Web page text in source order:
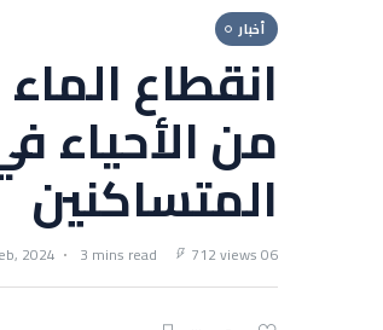
أخبار
انقطاع
من الأحياء
المتساكنين
06 Feb, 2024
3 mins read 712 views